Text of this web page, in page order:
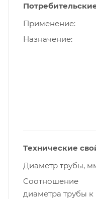
Применение
Назначение
Технические
Диаметр трубы,
Cоотношение
диаметра трубы к